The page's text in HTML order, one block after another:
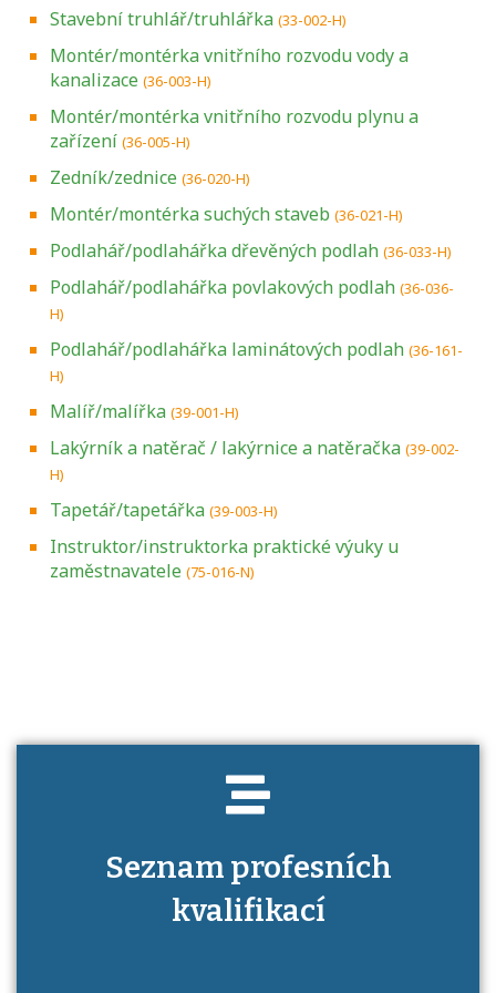
Stavební truhlář/truhlářka (33-002-H)
Montér/montérka vnitřního rozvodu vody a
kanalizace (36-003-H)
Montér/montérka vnitřního rozvodu plynu a
zařízení (36-005-H)
Zedník/zednice (36-020-H)
Montér/montérka suchých staveb (36-021-H)
Podlahář/podlahářka dřevěných podlah (36-033-H)
Podlahář/podlahářka povlakových podlah (36-036-
H)
Podlahář/podlahářka laminátových podlah (36-161-
H)
Malíř/malířka (39-001-H)
Lakýrník a natěrač / lakýrnice a natěračka (39-002-
H)
Tapetář/tapetářka (39-003-H)
Instruktor/instruktorka praktické výuky u
zaměstnavatele (75-016-N)
Seznam profesních
kvalifikací
Projděte si seznam profesních kvalifikací.